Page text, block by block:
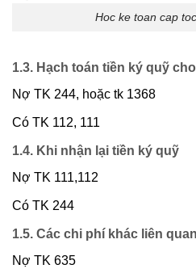
Hoc ke toan cap
1.3. Hạch toán tiền ký quỹ
Nợ TK 244, hoặc tk 1368
Có TK 112, 111
1.4. Khi nhận lại tiền ký quỹ
Nợ TK 111,112
Có TK 244
1.5. Các chi phí khác liên
Nợ TK 635